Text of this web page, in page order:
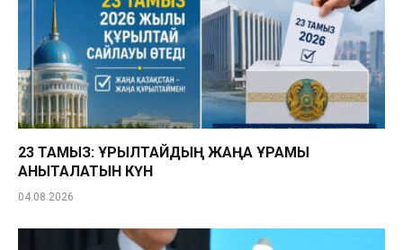
23 ТАМЫЗ: ҚҰРЫЛТАЙДЫҢ ЖАҢА ҚҰРАМЫ
АНЫҚТАЛАТЫН КҮН
04.08.2026